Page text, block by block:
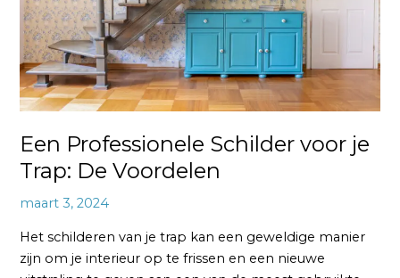
Een Professionele Schilder voor je
Trap: De Voordelen
maart 3, 2024
Het schilderen van je trap kan een geweldige manier
zijn om je interieur op te frissen en een nieuwe
De
Voordelen